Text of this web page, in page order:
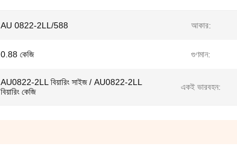
AU 0822-2LL/588 আকার:
0.88 কেজি গুণমান:
AU0822-2LL বিয়ারিং সাইজ / AU0822-2LL
বিয়ারিং কেজি
একই ভারবহন: